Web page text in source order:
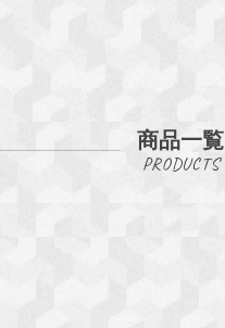
商品一覧